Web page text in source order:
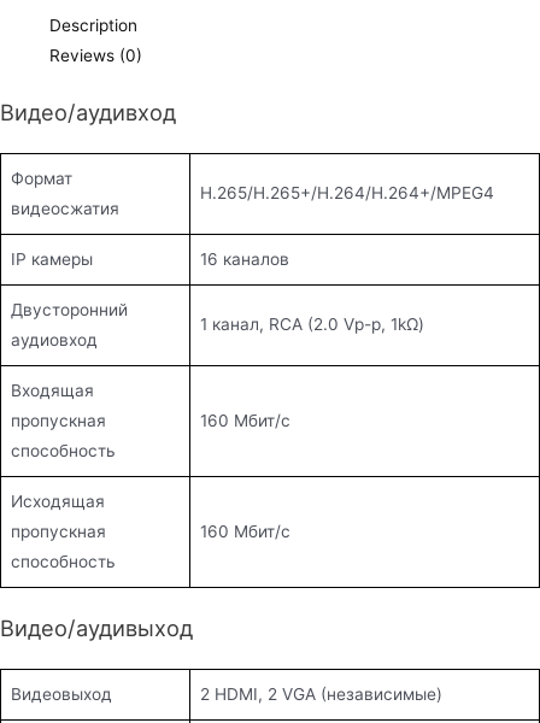
Description
Reviews (0)
Видео/аудивход
Формат
видеосжатия
H.265/H.265+/H.264/H.264+/MPEG4
IP камеры 16 каналов
Двусторонний
аудиовход
1 канал, RCA (2.0 Vp-p, 1kΩ)
Входящая
пропускная
способность
160 Мбит/с
Исходящая
пропускная
способность
160 Мбит/с
Видео/аудивыход
Видеовыход 2 HDMI, 2 VGA (независимые)